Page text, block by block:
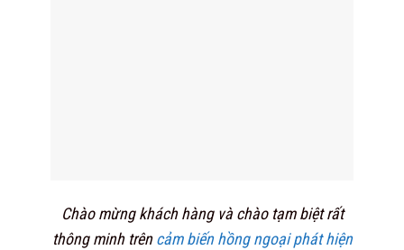
Chào mừng khách hàng và chào tạm biệt rất
thông minh trên cảm biến hồng ngoại phát hiện